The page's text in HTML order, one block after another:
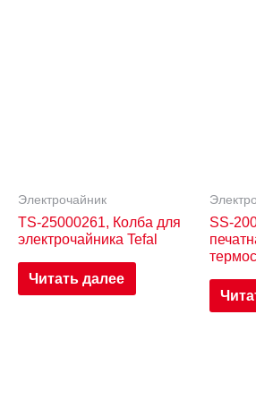
Электрочайник
TS-25000261, Колба для
электрочайника Tefal
Читать далее
SS-